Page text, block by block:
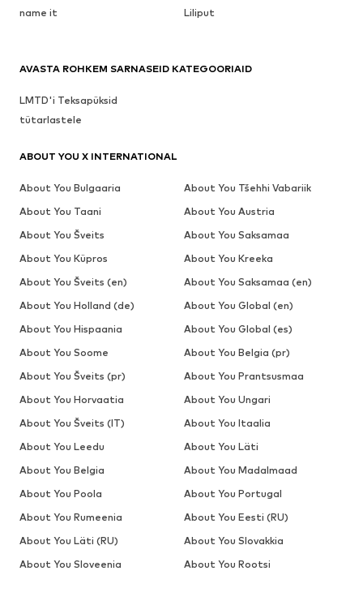
name it
Liliput
AVASTA ROHKEM SARNASEID KATEGOORIAID
LMTD'i Teksapüksid
tütarlastele
ABOUT YOU X INTERNATIONAL
About You Bulgaaria
About You Tšehhi Vabariik
About You Taani
About You Austria
About You Šveits
About You Saksamaa
About You Küpros
About You Kreeka
About You Šveits (en)
About You Saksamaa (en)
About You Holland (de)
About You Global (en)
About You Hispaania
About You Global (es)
About You Soome
About You Belgia (pr)
About You Šveits (pr)
About You Prantsusmaa
About You Horvaatia
About You Ungari
About You Šveits (IT)
About You Itaalia
About You Leedu
About You Läti
About You Belgia
About You Madalmaad
About You Poola
About You Portugal
About You Rumeenia
About You Eesti (RU)
About You Läti (RU)
About You Slovakkia
About You Sloveenia
About You Rootsi